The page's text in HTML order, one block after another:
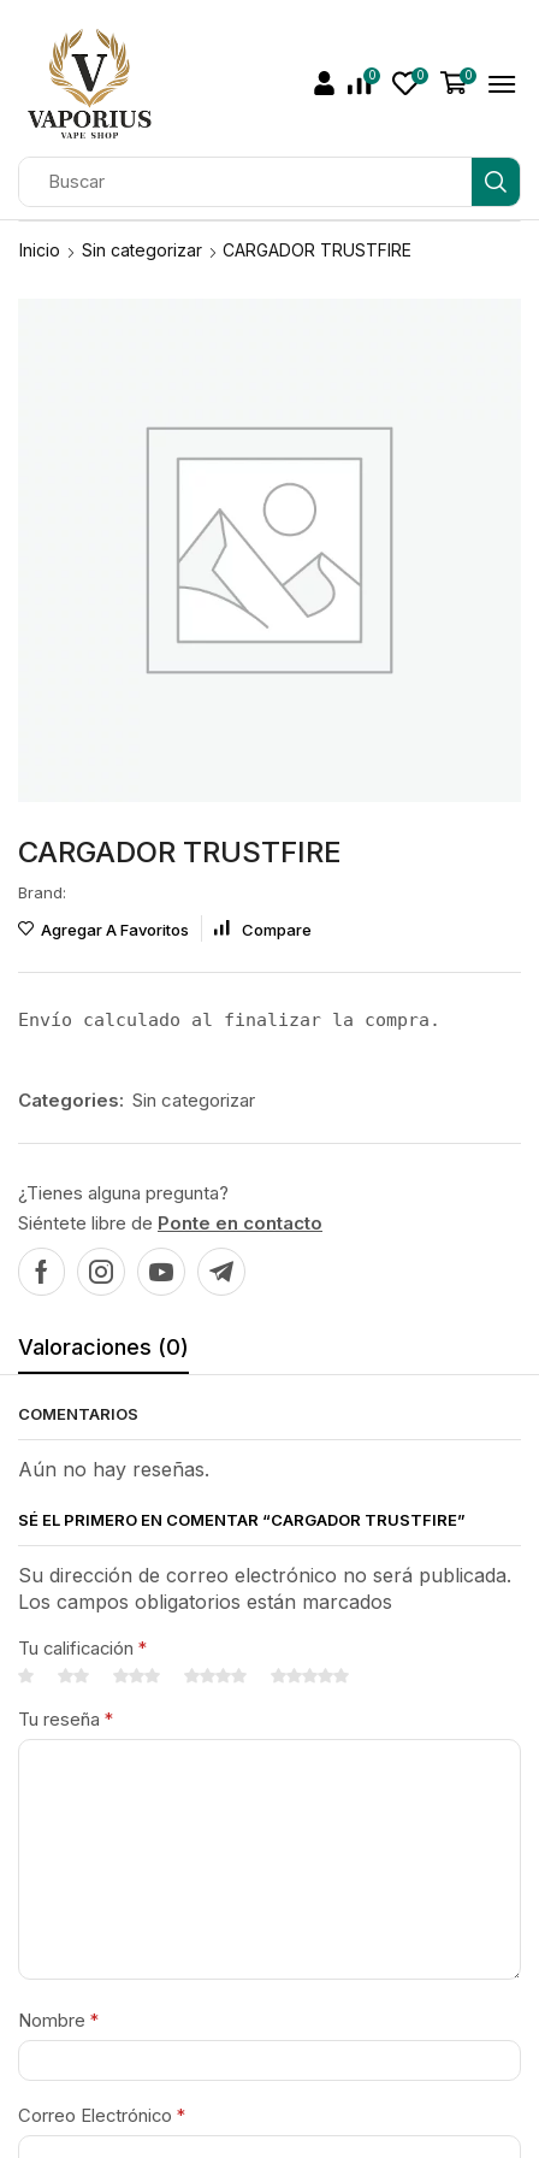
0 0 0
Inicio Sin categorizar CARGADOR TRUSTFIRE
CARGADOR TRUSTFIRE
Brand:
Agregar A Favoritos
Compare
Envío calculado al finalizar la compra.
Categories: Sin categorizar
¿Tienes alguna pregunta?
Siéntete libre de Ponte en contacto
Valoraciones (0)
COMENTARIOS
Aún no hay reseñas.
SÉ EL PRIMERO EN COMENTAR “CARGADOR TRUSTFIRE”
Su dirección de correo electrónico no será publicada.
Los campos obligatorios están marcados
Tu calificación *
Tu reseña *
Nombre *
Correo Electrónico *